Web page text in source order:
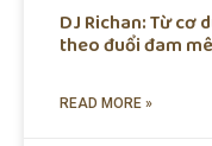
DJ Richan: Từ cơ
theo đuổi đam
READ MORE »